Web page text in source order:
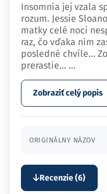
Insomnia jej vzala
rozum. Jessie
matky celé noci
raz, čo vďaka nim
posledné chvíle...
prerastie… ...
Zobraziť celý popis
ORIGINÁLNY NÁZOV
Recenzie (6)